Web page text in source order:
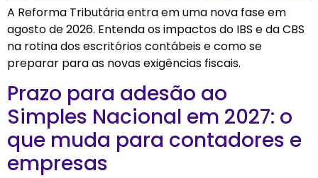
A Reforma Tributária entra em uma nova fase em
agosto de 2026. Entenda os impactos do IBS e da CBS
na rotina dos escritórios contábeis e como se
preparar para as novas exigências fiscais.
Prazo para adesão ao
Simples Nacional em 2027: o
que muda para contadores e
empresas